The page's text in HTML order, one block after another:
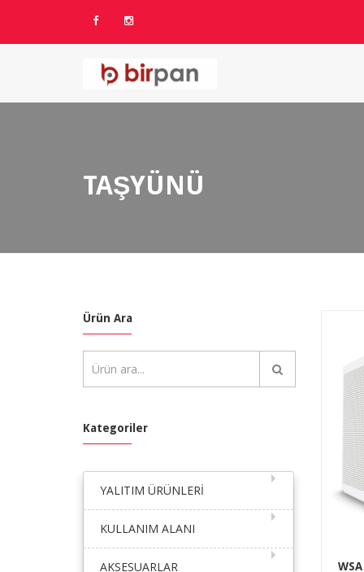
TAŞYÜNÜ
Ürün Ara
Kategoriler
YALITIM ÜRÜNLERİ
KULLANIM ALANI
AKSESUARLAR